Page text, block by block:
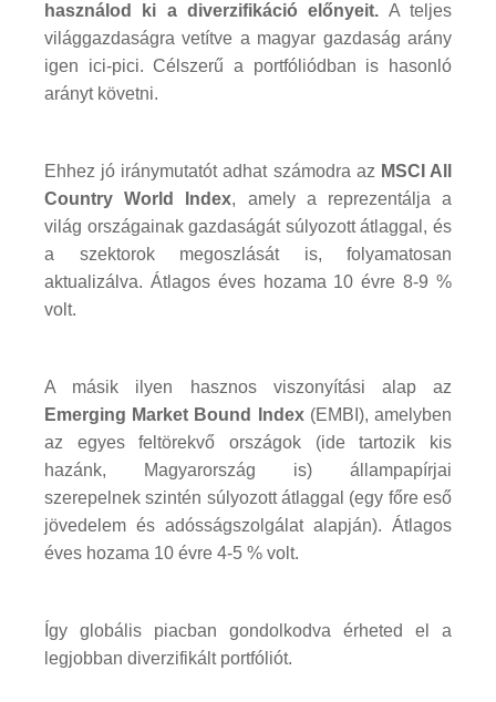
használod ki a diverzifikáció előnyeit. A teljes
világgazdaságra vetítve a magyar gazdaság arány
igen ici-pici. Célszerű a portfóliódban is hasonló
arányt követni.
Ehhez jó iránymutatót adhat számodra az MSCI All
Country World Index, amely a reprezentálja a
világ országainak gazdaságát súlyozott átlaggal, és
a szektorok megoszlását is, folyamatosan
aktualizálva. Átlagos éves hozama 10 évre 8-9 %
volt.
A másik ilyen hasznos viszonyítási alap az
Emerging Market Bound Index(EMBI), amelyben
az egyes feltörekvő országok (ide tartozik kis
hazánk, Magyarország is) állampapírjai
szerepelnek szintén súlyozott átlaggal (egy főre eső
jövedelem és adósságszolgálat alapján). Átlagos
éves hozama 10 évre 4-5 % volt.
Így globális piacban gondolkodva érheted el a
legjobban diverzifikált portfóliót.